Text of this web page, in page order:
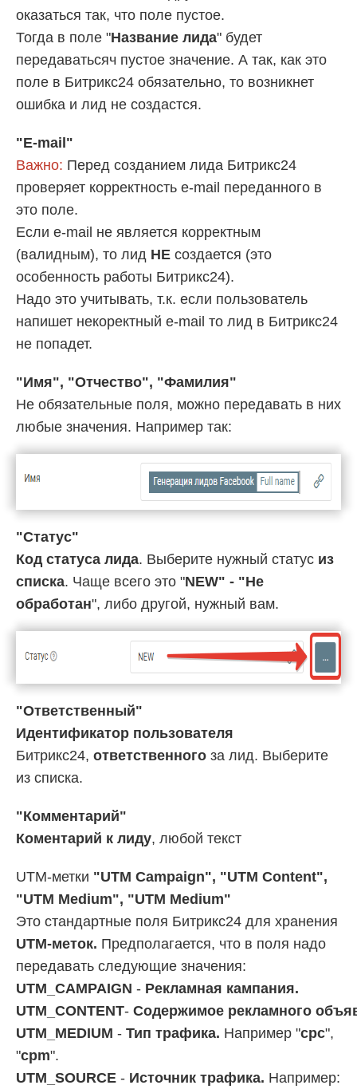
оказаться так, что поле пустое.
Тогда в поле "Название лида" будет
передаватьсяч пустое значение. А так, как это
поле в Битрикс24 обязательно, то возникнет
ошибка и лид не создастся.
"E-mail"
Важно: Перед созданием лида Битрикс24
проверяет корректность e-mail переданного в
это поле.
Если e-mail не является корректным
(валидным), то лид НЕ создается (это
особенность работы Битрикс24).
Надо это учитывать, т.к. если пользователь
напишет некоректный e-mail то лид в Битрикс24
не попадет.
"Имя", "Отчество", "Фамилия"
Не обязательные поля, можно передавать в них
любые значения. Например так:
"Статус"
Код статуса лида. Выберите нужный статус из
списка. Чаще всего это "NEW" - "Не
обработан", либо другой, нужный вам.
"Ответственный"
Идентификатор пользователя
Битрикс24, ответственного за лид. Выберите
из списка.
"Комментарий"
Коментарий к лиду, любой текст
UTM-метки "UTM Campaign", "UTM Content",
"UTM Medium", "UTM Medium"
Это стандартные поля Битрикс24 для хранения
UTM-меток. Предполагается, что в поля надо
передавать следующие значения:
UTM_CAMPAIGN - Рекламная кампания.
UTM_CONTENT- Содержимое рекламного
UTM_MEDIUM - Тип трафика. Например "cpc",
"cpm".
UTM_SOURCE - Источник трафика. Например: